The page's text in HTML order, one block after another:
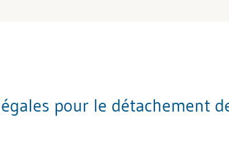
pour le détachement